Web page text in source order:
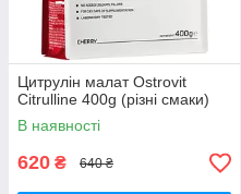
Цитрулін малат Ostrovit
Citrulline 400g (різні смаки)
В наявності
620 ₴ 640 ₴